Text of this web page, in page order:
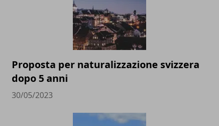
Proposta per naturalizzazione svizzera
dopo 5 anni
30/05/2023